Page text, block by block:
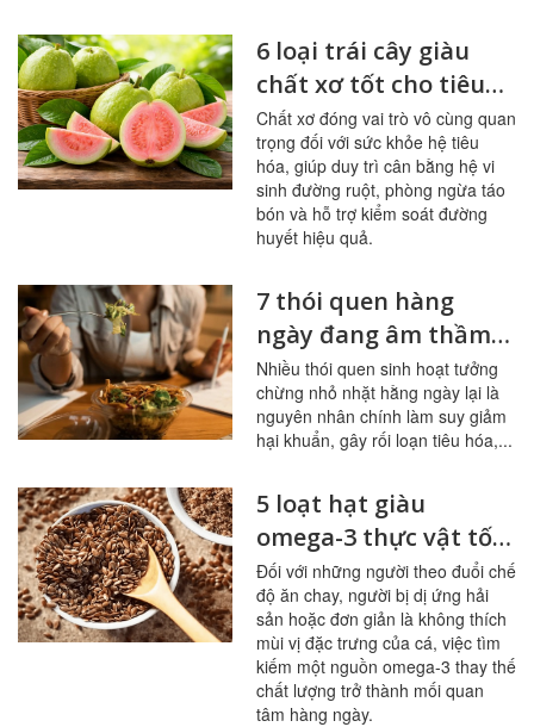
6 loại trái cây giàu
chất xơ tốt cho tiêu
hóa, đường huyết
Chất xơ đóng vai trò vô cùng quan
trọng đối với sức khỏe hệ tiêu
hóa, giúp duy trì cân bằng hệ vi
sinh đường ruột, phòng ngừa táo
bón và hỗ trợ kiểm soát đường
huyết hiệu quả.
7 thói quen hàng
ngày đang âm thầm
tàn phá đường ruột
Nhiều thói quen sinh hoạt tưởng
chừng nhỏ nhặt hằng ngày lại là
nguyên nhân chính làm suy giảm
hại khuẩn, gây rối loạn tiêu hóa,...
5 loạt hạt giàu
omega-3 thực vật tốt
nhất cho người ít ăn
cá
Đối với những người theo đuổi chế
độ ăn chay, người bị dị ứng hải
sản hoặc đơn giản là không thích
mùi vị đặc trưng của cá, việc tìm
kiếm một nguồn omega-3 thay thế
chất lượng trở thành mối quan
tâm hàng ngày.